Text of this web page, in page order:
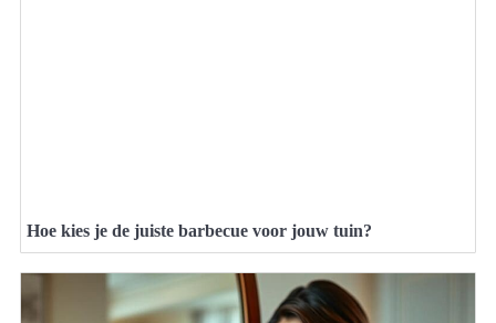
Hoe kies je de juiste barbecue voor jouw tuin?